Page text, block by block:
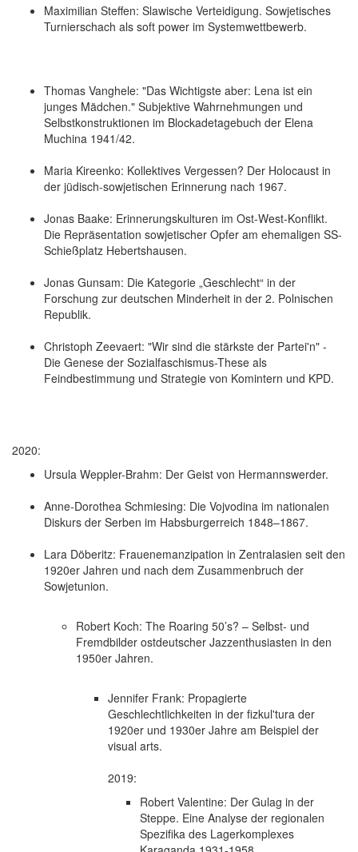
Maximilian Steffen: Slawische Verteidigung. Sowjetisches
Turnierschach als soft power im Systemwettbewerb.
Thomas Vanghele: "Das Wichtigste aber: Lena ist ein
junges Mädchen." Subjektive Wahrnehmungen und
Selbstkonstruktionen im Blockadetagebuch der Elena
Muchina 1941/42.
Maria Kireenko: Kollektives Vergessen? Der Holocaust in
der jüdisch-sowjetischen Erinnerung nach 1967.
Jonas Baake: Erinnerungskulturen im Ost-West-Konflikt.
Die Repräsentation sowjetischer Opfer am ehemaligen SS-
Schießplatz Hebertshausen.
Jonas Gunsam: Die Kategorie „Geschlecht“ in der
Forschung zur deutschen Minderheit in der 2. Polnischen
Republik.
Christoph Zeevaert: "Wir sind die stärkste der Partei'n" -
Die Genese der Sozialfaschismus-These als
Feindbestimmung und Strategie von Komintern und KPD.
2020:
Ursula Weppler-Brahm: Der Geist von Hermannswerder.
Anne-Dorothea Schmiesing: Die Vojvodina im nationalen
Diskurs der Serben im Habsburgerreich 1848–1867.
Lara Döberitz: Frauenemanzipation in Zentralasien seit den
1920er Jahren und nach dem Zusammenbruch der
Sowjetunion.
Robert Koch: The Roaring 50’s? – Selbst- und
Fremdbilder ostdeutscher Jazzenthusiasten in den
1950er Jahren.
Jennifer Frank: Propagierte
Geschlechtlichkeiten in der fizkul'tura der
1920er und 1930er Jahre am Beispiel der
visual arts.
2019:
Robert Valentine: Der Gulag in der
Steppe. Eine Analyse der regionalen
Spezifika des Lagerkomplexes